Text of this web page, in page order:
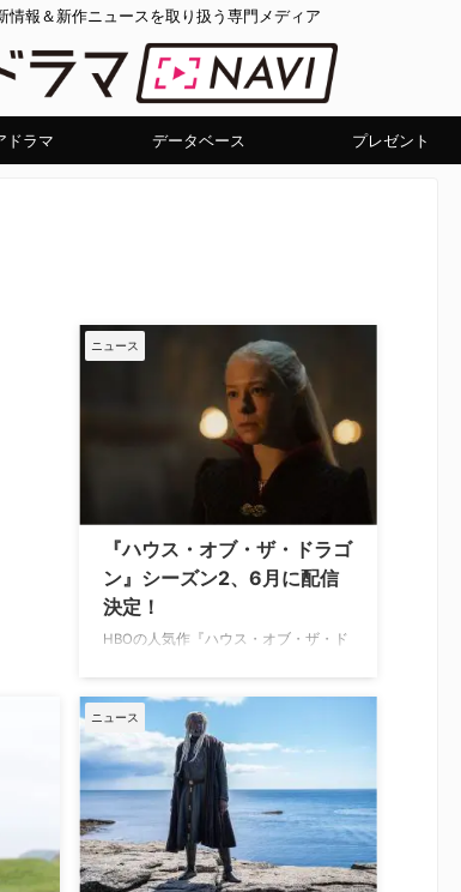
情報＆新作ニュースを取り扱う専門メディア
ドラマ データベース プレゼント
ニュース
『ハウス・オブ・ザ・ドラゴ
ン』シーズン2、6月に配信
決定！
HBOの人気作『ハウス・オブ・ザ・ド
報じている。 『ハウス・オブ・ザ・ド
ラゴン』シーズン2、6月に配信！
『ゲーム・オブ・スローンズ』のスピ
ンオフ『ハウス・オブ・ザ・ドラゴ
ン』シーズン2の配信時期について、
昨年11月の時点で2024年の初夏と発表
されていたが、この度2024年6月に配
信されることが決まった。現地時間3
ニュース